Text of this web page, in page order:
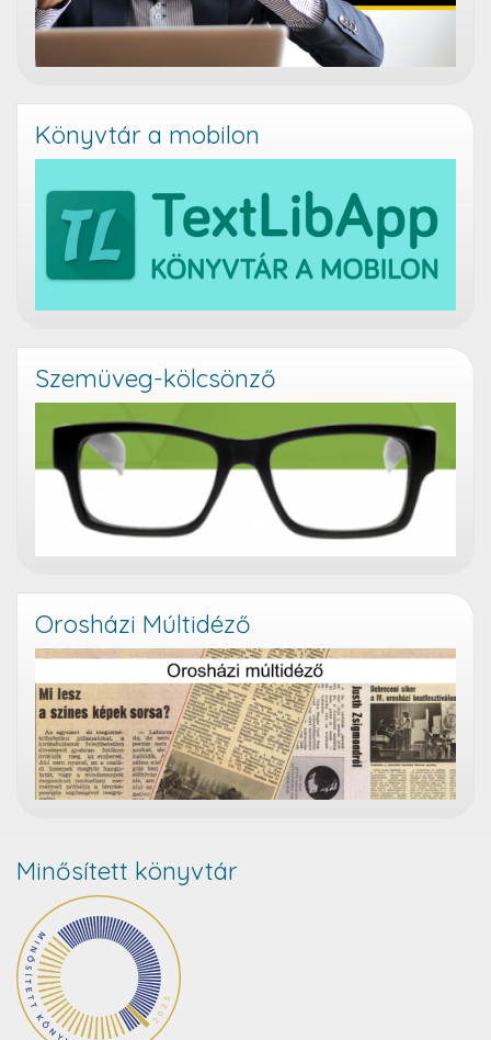
Könyvtár a mobilon
Szemüveg-kölcsönző
Orosházi Múltidéző
Minősített könyvtár